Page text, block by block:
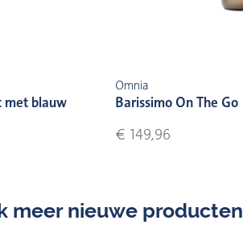
met blauw
Omnia
Barissimo On The Go
€ 149,96
meer nieuwe producten